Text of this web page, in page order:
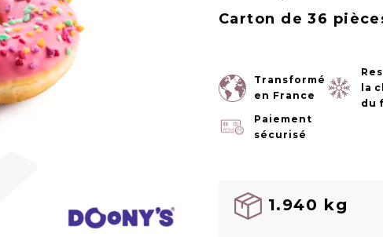
Carton de 36
Transformé
en France
la
du
Paiement
sécurisé
1.940 kg